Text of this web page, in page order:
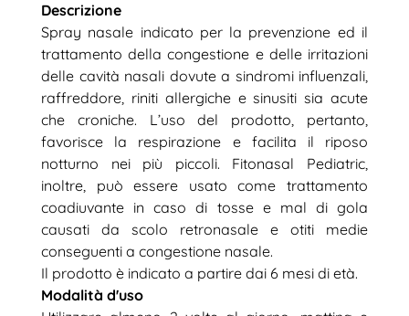
Descrizione
Spray nasale indicato per la prevenzione ed il
trattamento della congestione e delle irritazioni
delle cavità nasali dovute a sindromi influenzali,
raffreddore, riniti allergiche e sinusiti sia acute
che croniche. L’uso del prodotto, pertanto,
favorisce la respirazione e facilita il riposo
notturno nei più piccoli. Fitonasal Pediatric,
inoltre, può essere usato come trattamento
coadiuvante in caso di tosse e mal di gola
causati da scolo retronasale e otiti medie
conseguenti a congestione nasale.
Il prodotto è indicato a partire dai 6 mesi di età.
Modalità d'uso